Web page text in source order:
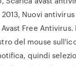
2013, Nuovi
Free Antivirus.
del mouse
quindi